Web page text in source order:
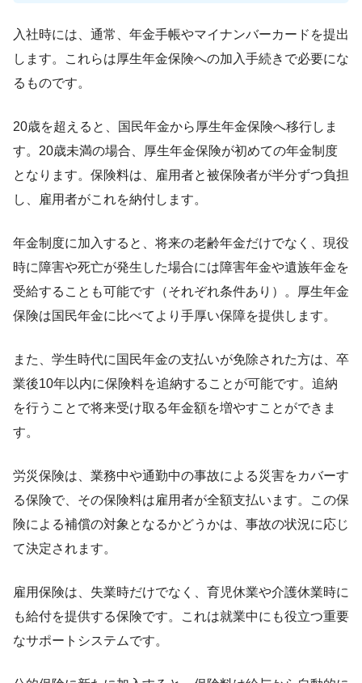
入社時には、通常、年金手帳やマイナンバーカードを提出
します。これらは厚生年金保険への加入手続きで必要にな
るものです。
20歳を超えると、国民年金から厚生年金保険へ移行しま
す。20歳未満の場合、厚生年金保険が初めての年金制度
となります。保険料は、雇用者と被保険者が半分ずつ負担
し、雇用者がこれを納付します。
年金制度に加入すると、将来の老齢年金だけでなく、現役
時に障害や死亡が発生した場合には障害年金や遺族年金を
受給することも可能です（それぞれ条件あり）。厚生年金
保険は国民年金に比べてより手厚い保障を提供します。
また、学生時代に国民年金の支払いが免除された方は、卒
業後10年以内に保険料を追納することが可能です。追納
を行うことで将来受け取る年金額を増やすことができま
す。
労災保険は、業務中や通勤中の事故による災害をカバーす
る保険で、その保険料は雇用者が全額支払います。この保
険による補償の対象となるかどうかは、事故の状況に応じ
て決定されます。
雇用保険は、失業時だけでなく、育児休業や介護休業時に
も給付を提供する保険です。これは就業中にも役立つ重要
なサポートシステムです。